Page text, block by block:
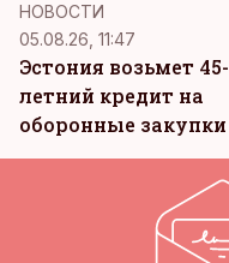
НОВОСТИ
05.08.26, 11:47
Эстония возьмет 45-
летний кредит на
оборонные закупки